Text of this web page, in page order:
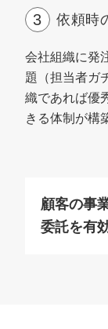
依頼時
会社組織に発
題（担当者ガ
織であれば優
きる体制が構
顧客の事
委託を有